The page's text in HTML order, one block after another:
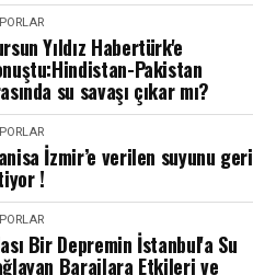
Yıldız Habertürk'e
Pakistan
su savaşı çıkar mı?
İzmir’e verilen suyunu geri
!
Bir Depremin İstanbul'a Su
Barajlara Etkileri ve